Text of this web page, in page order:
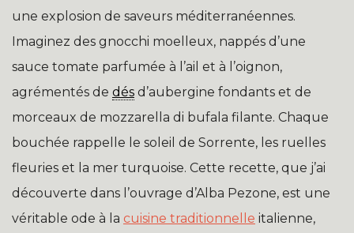
une explosion de saveurs méditerranéennes.
Imaginez des gnocchi moelleux, nappés d’une
sauce tomate parfumée à l’ail et à l’oignon,
agrémentés de dés d’aubergine fondants et de
morceaux de mozzarella di bufala filante. Chaque
bouchée rappelle le soleil de Sorrente, les ruelles
fleuries et la mer turquoise. Cette recette, que j’ai
découverte dans l’ouvrage d’Alba Pezone, est une
véritable ode à la cuisine traditionnelle italienne,